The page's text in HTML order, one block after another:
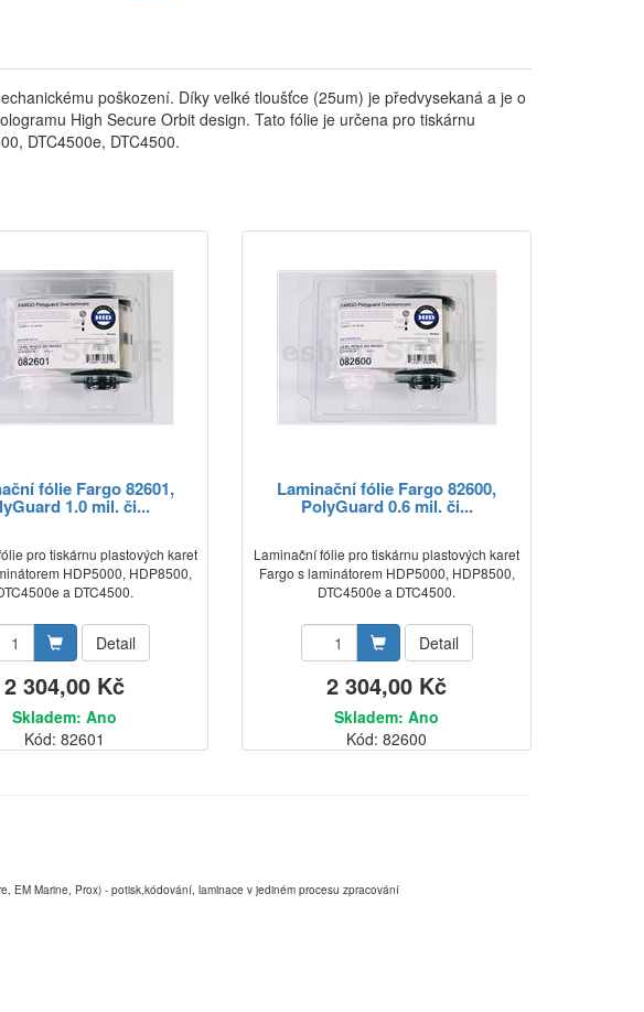
poškození. Díky velké tloušťce (25um) je předvysekaná a je o
High Secure Orbit design. Tato fólie je určena pro tiskárnu
DTC4500e, DTC4500.
fólie Fargo 82601,
1.0 mil. či...
pro tiskárnu plastových karet
HDP5000, HDP8500,
a DTC4500.
Detail
2 304,00 Kč
Skladem: Ano
Kód: 82601
Laminační fólie Fargo 82600,
PolyGuard 0.6 mil. či...
Laminační fólie pro tiskárnu plastových karet
Fargo s laminátorem HDP5000, HDP8500,
DTC4500e a DTC4500.
Detail
2 304,00 Kč
Skladem: Ano
Kód: 82600
EM Marine, Prox) - potisk,kódování, laminace v jediném procesu zpracování